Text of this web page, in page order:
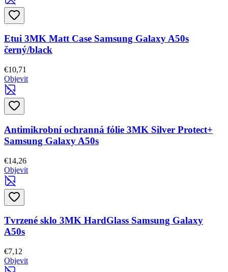
Etui 3MK Matt Case Samsung Galaxy A50s
černý/black
€10,71
Objevit
Antimikrobní ochranná fólie 3MK Silver Protect+
Samsung Galaxy A50s
€14,26
Objevit
Tvrzené sklo 3MK HardGlass Samsung Galaxy
A50s
€7,12
Objevit